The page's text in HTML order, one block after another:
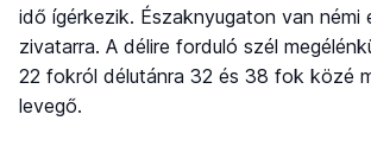
idő ígérkezik. Északnyugaton van némi
zivatarra. A délire forduló szél
22 fokról délutánra 32 és 38 fok közé
levegő.